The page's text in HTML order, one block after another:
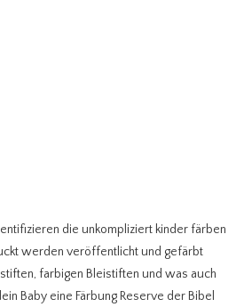
die unkompliziert kinder färben
werden veröffentlicht und gefärbt
farbigen Bleistiften und was auch
Baby eine Färbung Reserve der Bibel